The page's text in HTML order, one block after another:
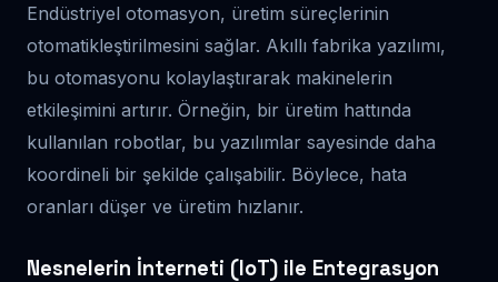
Endüstriyel otomasyon, üretim süreçlerinin
otomatikleştirilmesini sağlar. Akıllı fabrika yazılımı,
bu otomasyonu kolaylaştırarak makinelerin
etkileşimini artırır. Örneğin, bir üretim hattında
kullanılan robotlar, bu yazılımlar sayesinde daha
koordineli bir şekilde çalışabilir. Böylece, hata
oranları düşer ve üretim hızlanır.
Nesnelerin İnterneti (IoT) ile Entegrasyon